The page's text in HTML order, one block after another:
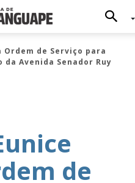
de Serviço para
Avenida Senador Ruy
de